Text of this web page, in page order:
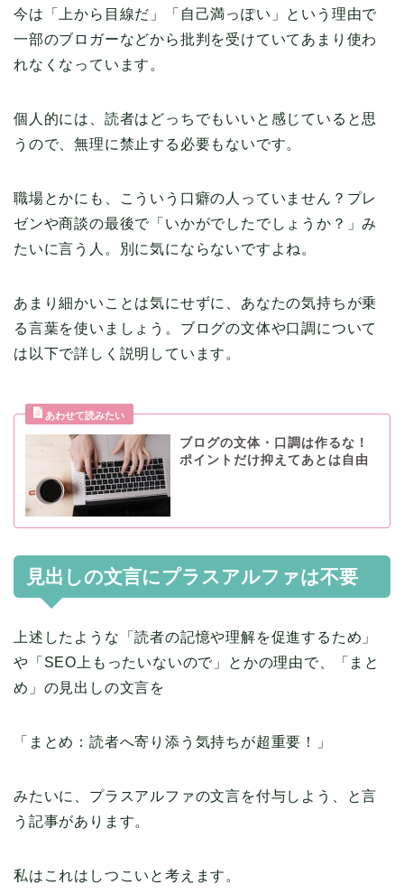
今は「上から目線だ」「自己満っぽい」という理由で
一部のブロガーなどから批判を受けていてあまり使わ
れなくなっています。
個人的には、読者はどっちでもいいと感じていると思
うので、無理に禁止する必要もないです。
職場とかにも、こういう口癖の人っていません？プレ
ゼンや商談の最後で「いかがでしたでしょうか？」み
たいに言う人。別に気にならないですよね。
あまり細かいことは気にせずに、あなたの気持ちが乗
る言葉を使いましょう。ブログの文体や口調について
は以下で詳しく説明しています。
ブログの文体・口調は作るな！
ポイントだけ抑えてあとは自由
見出しの文言にプラスアルファは不要
上述したような「読者の記憶や理解を促進するため」
や「SEO上もったいないので」とかの理由で、「まと
め」の見出しの文言を
「まとめ：読者へ寄り添う気持ちが超重要！」
みたいに、プラスアルファの文言を付与しよう、と言
う記事があります。
私はこれはしつこいと考えます。